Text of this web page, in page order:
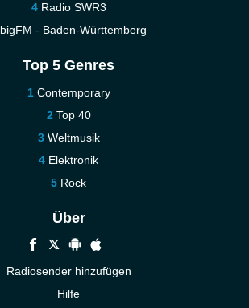
Radio SWR3
bigFM - Baden-Württemberg
Top 5 Genres
Contemporary
Top 40
Weltmusik
Elektronik
Rock
Über
Radiosender hinzufügen
Hilfe